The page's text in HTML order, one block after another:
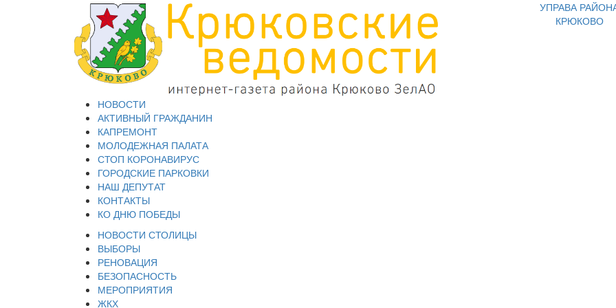
УПРАВА
КРЮКОВО
НОВОСТИ
АКТИВНЫЙ ГРАЖДАНИН
КАПРЕМОНТ
МОЛОДЕЖНАЯ ПАЛАТА
СТОП КОРОНАВИРУС
ГОРОДСКИЕ ПАРКОВКИ
НАШ ДЕПУТАТ
КОНТАКТЫ
КО ДНЮ ПОБЕДЫ
НОВОСТИ СТОЛИЦЫ
ВЫБОРЫ
РЕНОВАЦИЯ
БЕЗОПАСНОСТЬ
МЕРОПРИЯТИЯ
ЖКХ